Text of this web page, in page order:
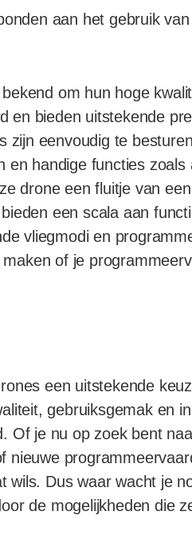
aan het gebruik
om hun hoge
en bieden uitstekende
zijn eenvoudig te
en handige functies
drone een fluitje van
een scala aan
vliegmodi en
maken of je
een uitstekende
gebruiksgemak en
Of je nu op zoek bent
nieuwe
wils. Dus waar wacht je
de mogelijkheden die